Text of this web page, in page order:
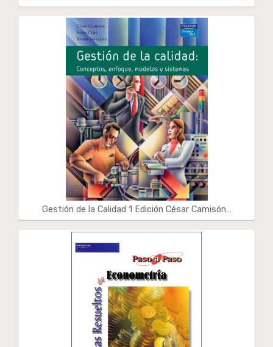
Gestión de la Calidad 1 Edición César Camisón…